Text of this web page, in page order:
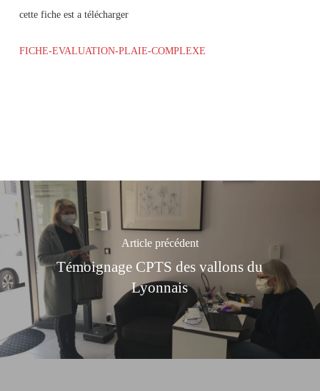
cette fiche est a télécharger
FICHE-EVALUATION-PLAIE-COMPLEXE
Article précédent
Témoignage CPTS des vallons du
Lyonnais